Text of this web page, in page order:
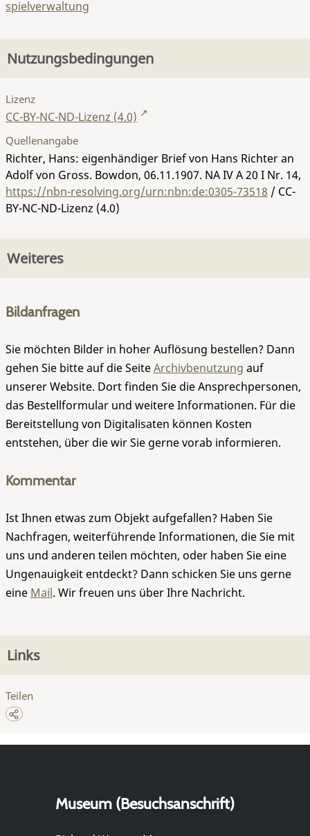
spielverwaltung
Nutzungsbedingungen
Lizenz
CC-BY-NC-ND-Lizenz (4.0)
Quellenangabe
Richter, Hans: eigenhändiger Brief von Hans Richter an
Adolf von Gross. Bowdon, 06.11.1907. NA IV A 20 I Nr. 14,
https://nbn-resolving.org/urn:nbn:de:0305-73518 / CC-
BY-NC-ND-Lizenz (4.0)
Weiteres
Bildanfragen
Sie möchten Bilder in hoher Auflösung bestellen? Dann
gehen Sie bitte auf die SeiteArchivbenutzung auf
unserer Website. Dort finden Sie die Ansprechpersonen,
das Bestellformular und weitere Informationen. Für die
Bereitstellung von Digitalisaten können Kosten
entstehen, über die wir Sie gerne vorab informieren.
Kommentar
Ist Ihnen etwas zum Objekt aufgefallen? Haben Sie
Nachfragen, weiterführende Informationen, die Sie mit
uns und anderen teilen möchten, oder haben Sie eine
Ungenauigkeit entdeckt? Dann schicken Sie uns gerne
eine Mail. Wir freuen uns über Ihre Nachricht.
Links
Teilen
Museum (Besuchsanschrift)